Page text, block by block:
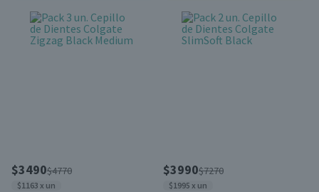
$3490$4770
$1163 x un
$3990$7270
$1995 x un